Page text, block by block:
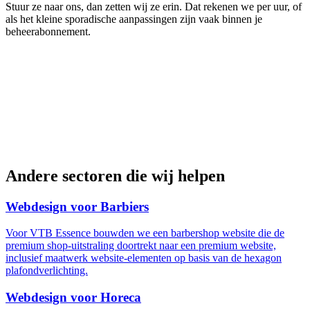
Stuur ze naar ons, dan zetten wij ze erin. Dat rekenen we per uur, of
als het kleine sporadische aanpassingen zijn vaak binnen je
beheerabonnement.
Andere sectoren die wij helpen
Webdesign voor Barbiers
Voor VTB Essence bouwden we een barbershop website die de
premium shop-uitstraling doortrekt naar een premium website,
inclusief maatwerk website-elementen op basis van de hexagon
plafondverlichting.
Webdesign voor Horeca